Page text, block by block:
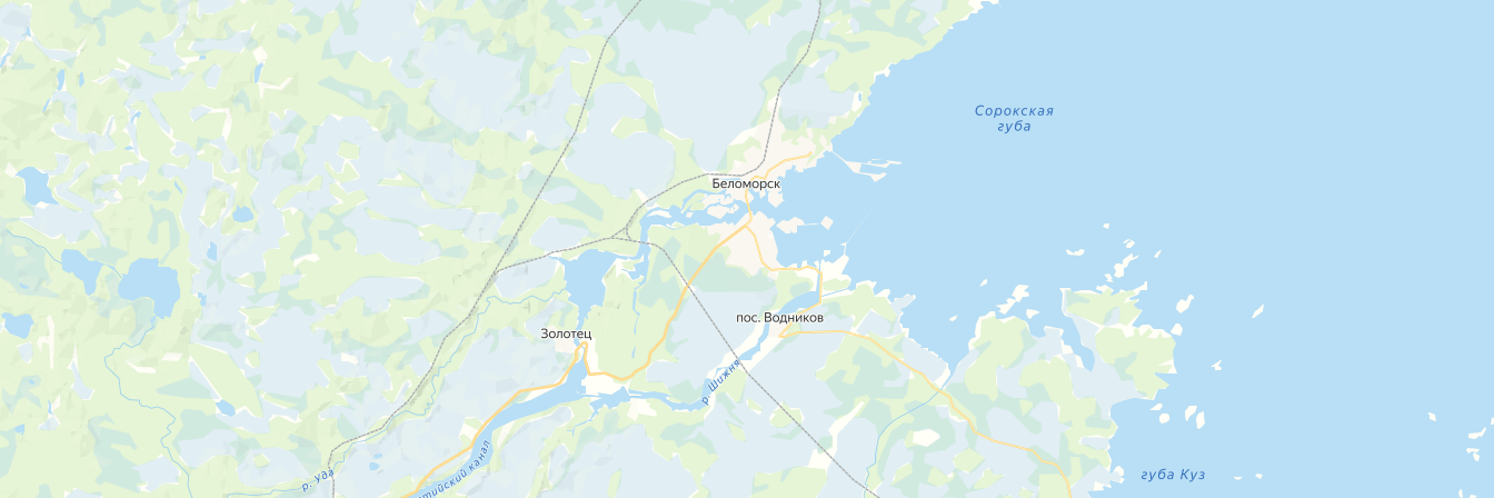
Населенный пункт
Весь регион
Беломорск
Кемь
Кондопога
показать все
Зарплата
с ежедневной оплатой
Опыт работы
без опыта
до 1 года
от 1 до 2 лет
от 2 до 5 лет
более 5 лет